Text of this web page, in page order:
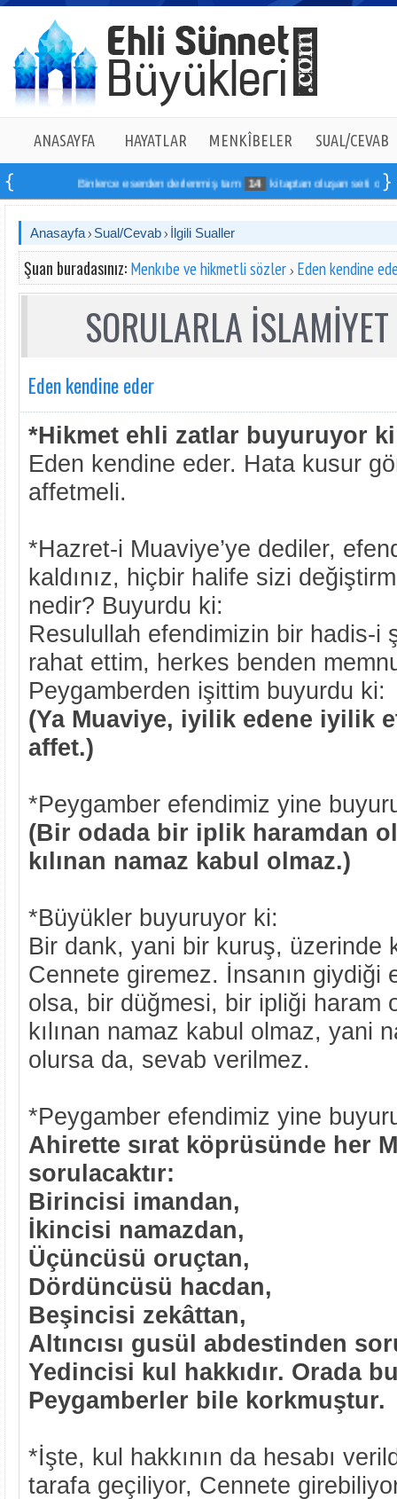
ANASAYFA HAYATLAR MENKÎBELER SUAL/CEVAB
Binlerce eserden derlenmiş tam 14 kitaptan oluşan seti online
Anasayfa Sual/Cevab İlgili Sualler
Şuan buradasınız: Menkıbe ve hikmetli sözler Eden kendine
SORULARLA
Eden kendine eder
*Hikmet ehli zatlar buyuruyor
Eden kendine eder. Hata kusur
affetmeli.
*Hazret-i Muaviye’ye dediler,
kaldınız, hiçbir halife sizi
nedir? Buyurdu ki:
Resulullah efendimizin bir hadis-i
rahat ettim, herkes benden
Peygamberden işittim buyurdu ki:
(Ya Muaviye, iyilik edene iyilik
affet.)
*Peygamber efendimiz yine
(Bir odada bir iplik haramdan
kılınan namaz kabul olmaz.)
*Büyükler buyuruyor ki:
Bir dank, yani bir kuruş, üzerinde
Cennete giremez. İnsanın giydiği
olsa, bir düğmesi, bir ipliği haram
kılınan namaz kabul olmaz, yani
olursa da, sevab verilmez.
*Peygamber efendimiz yine
Ahirette sırat köprüsünde her
sorulacaktır:
Birincisi imandan,
İkincisi namazdan,
Üçüncüsü oruçtan,
Dördüncüsü hacdan,
Beşincisi zekâttan,
Altıncısı gusül abdestinden
Yedincisi kul hakkıdır. Orada
Peygamberler bile korkmuştur.
*İşte, kul hakkının da hesabı
tarafa geçiliyor, Cennete